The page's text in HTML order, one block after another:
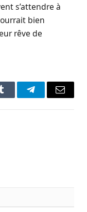
s’attendre à
bien
rêve de
Tumblr TelegramEmail